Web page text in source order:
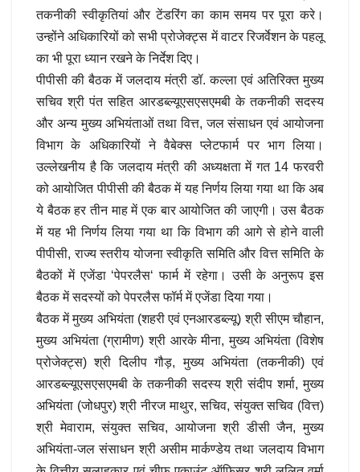
तकनीकी स्वीकृतियां और टेंडरिंग का काम समय पर पूरा करे।
उन्होंने अधिकारियों को सभी प्रोजेक्ट्स में वाटर रिजर्वेशन के पहलू
का भी पूरा ध्यान रखने के निर्देश दिए।
पीपीसी की बैठक में जलदाय मंत्री डॉ. कल्ला एवं अतिरिक्त मुख्य
सचिव श्री पंत सहित आरडब्ल्यूएसएसएमबी के तकनीकी सदस्य
और अन्य मुख्य अभियंताओं तथा वित्त, जल संसाधन एवं आयोजना
विभाग के अधिकारियों ने वैबेक्स प्लेटफार्म पर भाग लिया।
उल्लेखनीय है कि जलदाय मंत्री की अध्यक्षता में गत 14 फरवरी
को आयोजित पीपीसी की बैठक में यह निर्णय लिया गया था कि अब
ये बैठक हर तीन माह में एक बार आयोजित की जाएगी। उस बैठक
में यह भी निर्णय लिया गया था कि विभाग की आगे से होने वाली
पीपीसी, राज्य स्तरीय योजना स्वीकृति समिति और वित्त समिति के
बैठकों में एजेंडा ‘पेपरलैस‘ फार्म में रहेगा। उसी के अनुरूप इस
बैठक में सदस्यों को पेपरलैस फॉर्म में एजेंडा दिया गया।
बैठक में मुख्य अभियंता (शहरी एवं एनआरडब्ल्यू) श्री सीएम चौहान,
मुख्य अभियंता (ग्रामीण) श्री आरके मीना, मुख्य अभियंता (विशेष
प्रोजेक्ट्स) श्री दिलीप गौड़, मुख्य अभियंता (तकनीकी) एवं
आरडब्ल्यूएसएसएमबी के तकनीकी सदस्य श्री संदीप शर्मा, मुख्य
अभियंता (जोधपुर) श्री नीरज माथुर, सचिव, संयुक्त सचिव (वित्त)
श्री मेवाराम, संयुक्त सचिव, आयोजना श्री डीसी जैन, मुख्य
अभियंता-जल संसाधन श्री असीम मार्कण्डेय तथा जलदाय विभाग